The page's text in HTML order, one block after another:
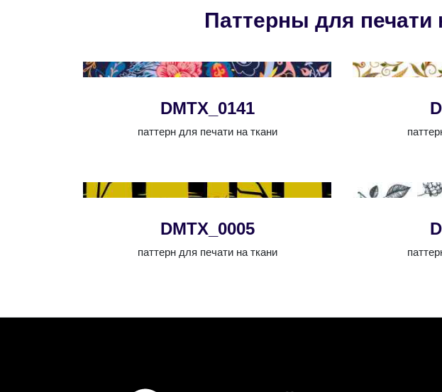
Паттерны для печати
DMTX_0141
паттерн для печати на ткани
DMTX_0005
паттерн для печати на ткани